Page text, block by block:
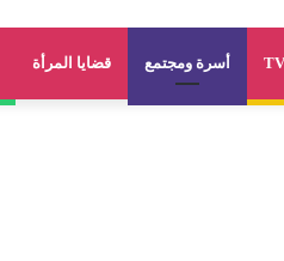
أسرة ومجتمع قضايا المرأة